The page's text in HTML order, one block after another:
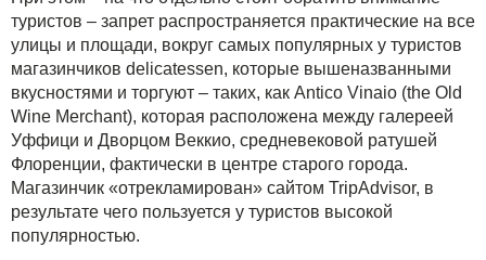
туристов – запрет распространяется практические на все
улицы и площади, вокруг самых популярных у туристов
магазинчиков delicatessen, которые вышеназванными
вкусностями и торгуют – таких, как Antico Vinaio (the Old
Wine Merchant), которая расположена между галереей
Уффици и Дворцом Веккио, средневековой ратушей
Флоренции, фактически в центре старого города.
Магазинчик «отрекламирован» сайтом TripAdvisor, в
результате чего пользуется у туристов высокой
популярностью.